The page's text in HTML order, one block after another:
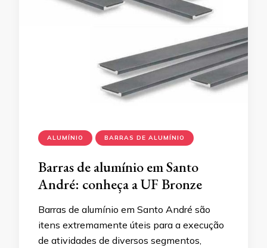
ALUMÍNIO BARRAS DE ALUMÍNIO
Barras de alumínio em Santo
André: conheça a UF Bronze
Barras de alumínio em Santo André são
itens extremamente úteis para a execução
de atividades de diversos segmentos,